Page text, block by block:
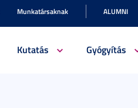
Munkatársaknak ALUMNI
Kutatás Gyógyítás